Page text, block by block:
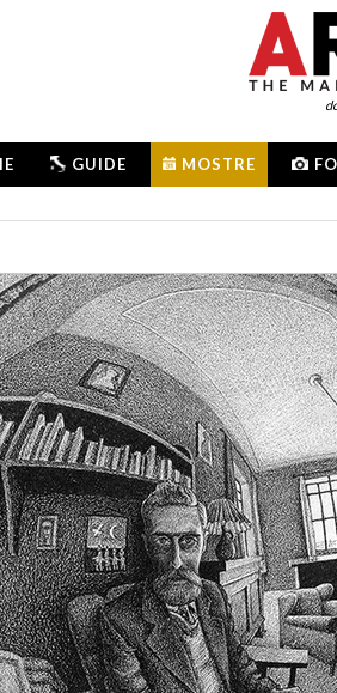
GUIDE MOSTRE